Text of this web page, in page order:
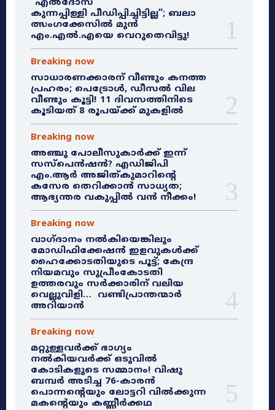
“എൽദോസ്
കുന്നപ്പിള്ളി പീഡിപ്പിച്ചിട്ടില്ല”; ബലാ
ത്സംഗക്കേസിൽ മുൻ
എം.എൽ.എയെ വെറുതെവിട്ടു!
Breaking now
സാധാരണക്കാരന് വീണ്ടും കനത്ത
പ്രഹരം; പെട്രോൾ, ഡീസൽ വില
വീണ്ടും കൂട്ടി! 11 ദിവസത്തിനിടെ
കൂടിയത് 8 രൂപയ്ക്ക് മുകളിൽ
Breaking now
അഞ്ചു പോലീസുകാർക്ക് ഇന്ന്
സസ്‌പെൻഷൻ? എഡിജിപി
എം.ആർ അജിത്കുമാറിൻ്റെ
കസേര തെറിക്കാൻ സാധ്യത;
ആഭ്യന്തര വകുപ്പിൽ വൻ നീക്കം!
Breaking now
വാഗ്ദാനം നൽകിയെങ്കിലും
മോഡിഫിക്കേഷൻ ഇളവുകൾക്ക്
ഹൈക്കോടതിയുടെ പൂട്ട്; കേന്ദ്ര
നിയമവും സുപ്രീംകോടതി
ഉത്തരവും സർക്കാരിന് വലിയ
വെല്ലുവിളി… വണ്ടിപ്രാന്തന്മാർ
അറിയാൻ
Breaking now
മറ്റുള്ളവർക്ക് ഭാഗ്യം
നൽകിയവർക്ക് ഒടുവിൽ
കോടികളുടെ സമ്മാനം! വിഷു
ബമ്പർ അടിച്ച 76-കാരൻ
പൊന്നന്റെയും ലോട്ടറി വിൽക്കുന്ന
മകന്റെയും കണ്ണീർക്കഥ